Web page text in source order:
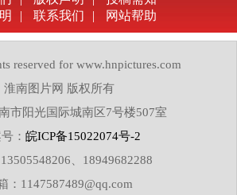
| 联系我们 | 网站帮助
reserved for www.hnpictures.com
淮南图片网 版权所有
市阳光国际城南区7号楼507室
： 皖ICP备15022074号-2
、18949682288
：1147587489@qq.com